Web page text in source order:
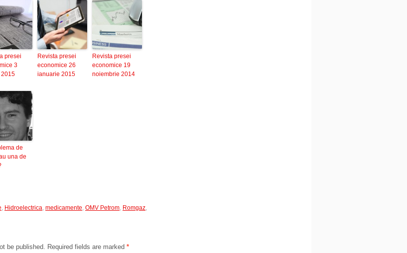
presei
3
2015
Revista presei
economice 26
ianuarie 2015
Revista presei
economice 19
noiembrie 2014
de
una de
, Hidroelectrica, medicamente, OMV Petrom, Romgaz,
be published. Required fields are marked *